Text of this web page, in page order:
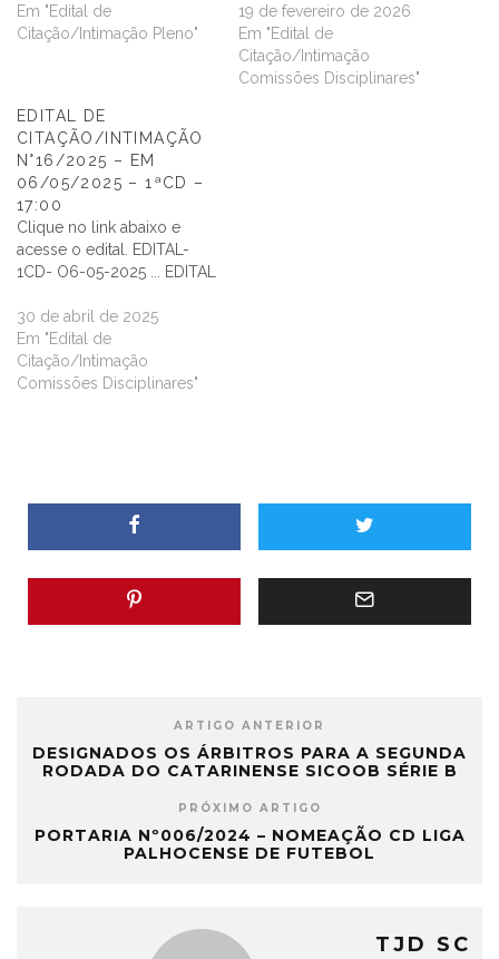
Em "Edital de
Citação/Intimação Pleno"
19 de fevereiro de 2026
Em "Edital de
Citação/Intimação
Comissões Disciplinares"
EDITAL DE
CITAÇÃO/INTIMAÇÃO
N°16/2025 – EM
06/05/2025 – 1ªCD –
17:00
Clique no link abaixo e
acesse o edital. EDITAL-
1CD- O6-05-2025 ... EDITAL
30 de abril de 2025
Em "Edital de
Citação/Intimação
Comissões Disciplinares"
ARTIGO ANTERIOR
DESIGNADOS OS ÁRBITROS PARA A SEGUNDA
RODADA DO CATARINENSE SICOOB SÉRIE B
PRÓXIMO ARTIGO
PORTARIA Nº006/2024 – NOMEAÇÃO CD LIGA
PALHOCENSE DE FUTEBOL
TJD SC